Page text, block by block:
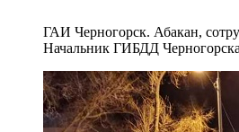
ГАИ Черногорск. Абакан,
Начальник ГИБДД Черногорска